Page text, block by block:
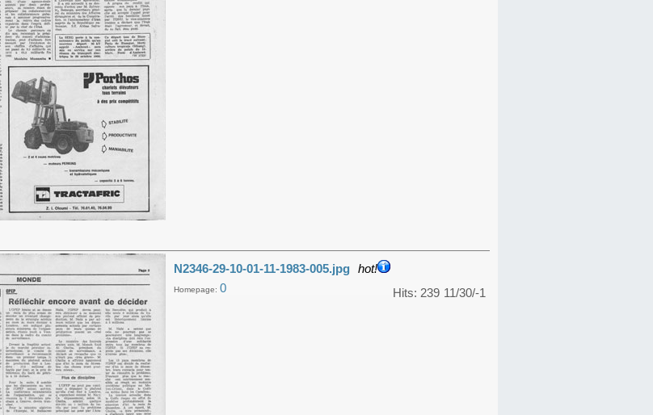
N2346-29-10-01-11-1983-005.jpg hot!
11/30/-1
Hits: 239
Homepage: 0